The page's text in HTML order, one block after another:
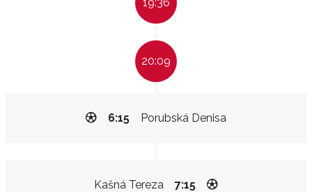
20:09
Porubská Denisa
6:15
Kašná Tereza 7:15